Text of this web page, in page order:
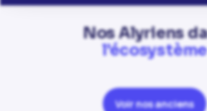
Nos Alyriens
l'écosystème
Voir nos anciens